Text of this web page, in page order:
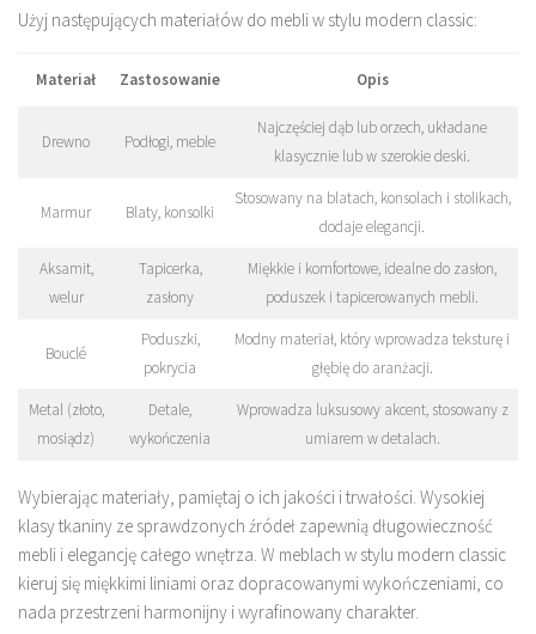
Użyj następujących materiałów do mebli w stylu modern classic:
Materiał Zastosowanie Opis
Drewno Podłogi, meble
Najczęściej dąb lub orzech, układane
klasycznie lub w szerokie deski.
Marmur Blaty, konsolki
Stosowany na blatach, konsolach i stolikach,
dodaje elegancji.
Aksamit,
welur
Tapicerka,
zasłony
Miękkie i komfortowe, idealne do zasłon,
poduszek i tapicerowanych mebli.
Bouclé
Poduszki,
pokrycia
Modny materiał, który wprowadza teksturę i
głębię do aranżacji.
Metal (złoto,
mosiądz)
Detale,
wykończenia
Wprowadza luksusowy akcent, stosowany z
umiarem w detalach.
Wybierając materiały, pamiętaj o ich jakości i trwałości. Wysokiej
klasy tkaniny ze sprawdzonych źródeł zapewnią długowieczność
mebli i elegancję całego wnętrza. W meblach w stylu modern classic
kieruj się miękkimi liniami oraz dopracowanymi wykończeniami, co
nada przestrzeni harmonijny i wyrafinowany charakter.